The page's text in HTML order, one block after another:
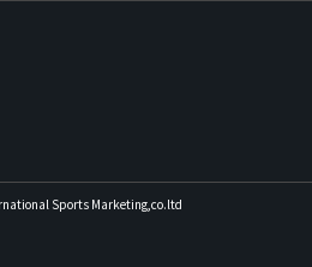
Sports Marketing,co.ltd